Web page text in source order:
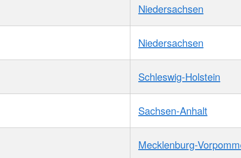
Niedersachsen
Niedersachsen
Schleswig-Holstein
Sachsen-Anhalt
Mecklenburg-